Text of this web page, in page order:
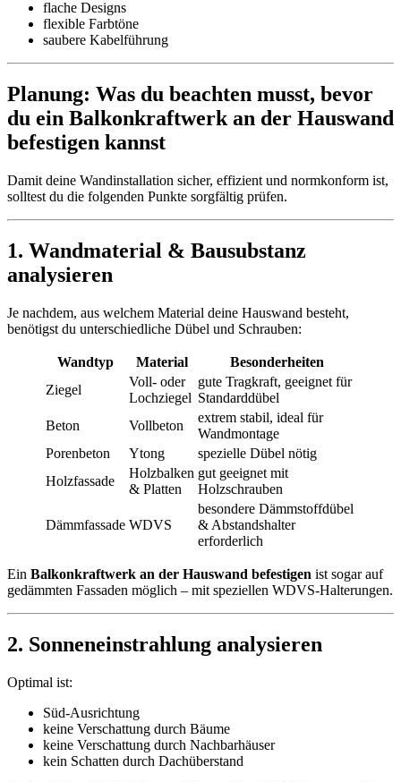
flache Designs
flexible Farbtöne
saubere Kabelführung
Planung: Was du beachten musst, bevor
du ein Balkonkraftwerk an der Hauswand
befestigen kannst
Damit deine Wandinstallation sicher, effizient und normkonform ist,
solltest du die folgenden Punkte sorgfältig prüfen.
1. Wandmaterial & Bausubstanz
analysieren
Je nachdem, aus welchem Material deine Hauswand besteht,
benötigst du unterschiedliche Dübel und Schrauben:
Wandtyp Material
Besonderheiten
Ziegel
Voll- oder
Lochziegel
gute Tragkraft, geeignet für
Standarddübel
Beton
Vollbeton
extrem stabil, ideal für
Wandmontage
Porenbeton
Ytong
spezielle Dübel nötig
Holzfassade
Holzbalken
& Platten
gut geeignet mit
Holzschrauben
Dämmfassade WDVS
besondere Dämmstoffdübel
& Abstandshalter
erforderlich
Ein Balkonkraftwerk an der Hauswand befestigen ist sogar auf
gedämmten Fassaden möglich – mit speziellen WDVS-Halterungen.
2. Sonneneinstrahlung analysieren
Optimal ist:
Süd-Ausrichtung
keine Verschattung durch Bäume
keine Verschattung durch Nachbarhäuser
kein Schatten durch Dachüberstand